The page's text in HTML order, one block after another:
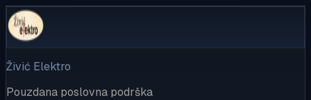
Živić Elektro
Pouzdana poslovna podrška